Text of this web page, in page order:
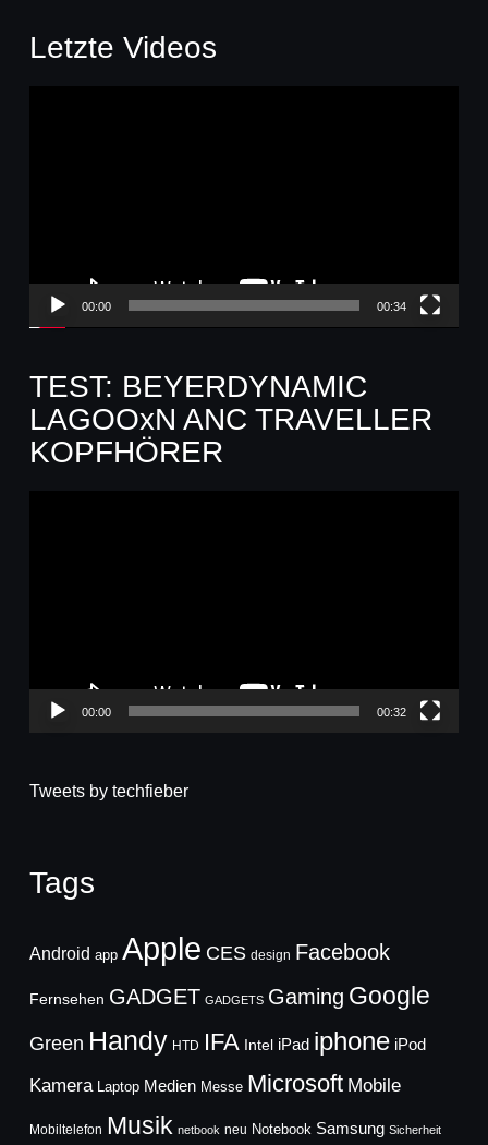
Letzte Videos
00:00 00:34
TEST: BEYERDYNAMIC
LAGOOxN ANC TRAVELLER
KOPFHÖRER
00:00 00:32
Tweets by techfieber
Tags
Android app Apple CES design Facebook
Fernsehen GADGET GADGETS Gaming Google
Green Handy HTD IFA Intel iPad iphone iPod
Kamera Laptop Medien Messe Microsoft Mobile
Mobiltelefon Musik netbook neu Notebook Samsung Sicherheit